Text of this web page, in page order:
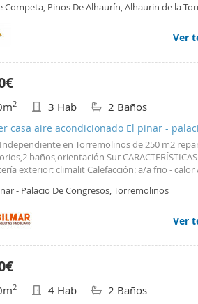
2 plantas y un vestíbulo. En la primera
equipadas con armarios empotrados y aire
y bañera. En la planta baja, hay un salón muy
una cocina totalmente equipada y
vestíbulo presenta un espacio al jardín, el
La zona de parking tiene espacio para 6
sin compromiso! Te ayudamos a conseguir la
Si estás buscando una vivienda,
la casa de tus sueños. https://patricia-
Competa, Pinos De Alhaurín, Alhaurin de la
Ver
2 3 Hab 2 Baños
casa aire acondicionado El pinar -
en Torremolinos de 250 m2
baños,orientación Sur
exterior: climalit Calefacción: a/a frio -
- Palacio De Congresos, Torremolinos
Ver
2 4 Hab 2 Baños